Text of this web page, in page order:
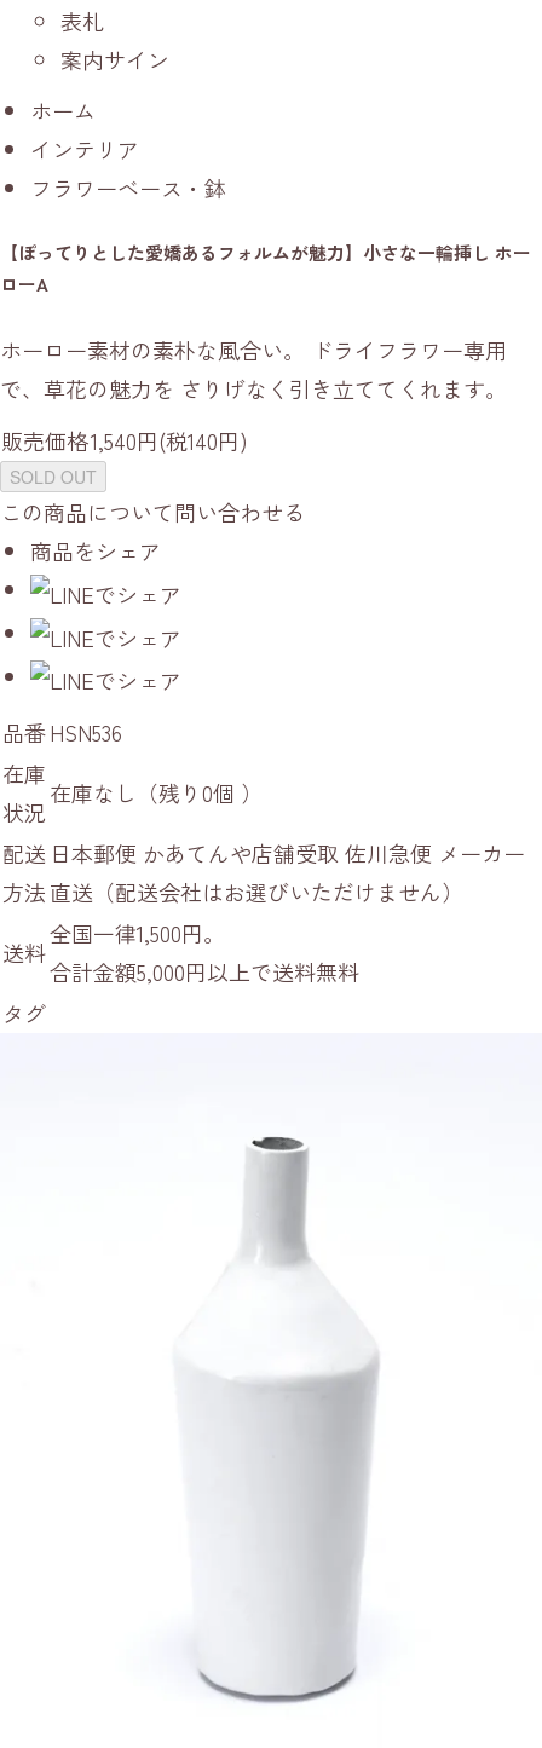
表札
案内サイン
ホーム
インテリア
フラワーベース・鉢
【ぽってりとした愛嬌あるフォルムが魅力】小さな一輪挿し ホー
ローA
ホーロー素材の素朴な風合い。 ドライフラワー専用
で、草花の魅力を さりげなく引き立ててくれます。
販売価格1,540円(税140円)
SOLD OUT
この商品について問い合わせる
商品をシェア
品番HSN536
在庫
状況
在庫なし（残り0個 ）
配送
方法
日本郵便 かあてんや店舗受取 佐川急便 メーカー
直送（配送会社はお選びいただけません）
送料
全国一律1,500円。
合計金額5,000円以上で送料無料
タグ